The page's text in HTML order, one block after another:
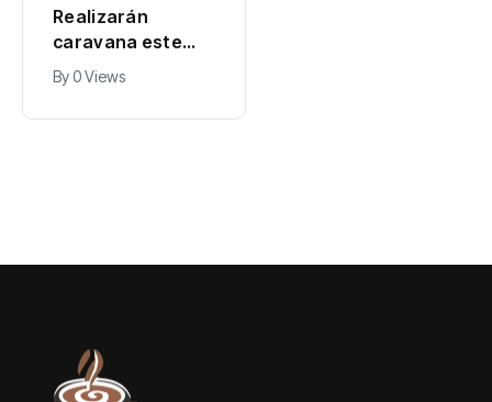
Realizarán
caravana este
domingo en honor
a atletas
dominicanos de
By0 Views